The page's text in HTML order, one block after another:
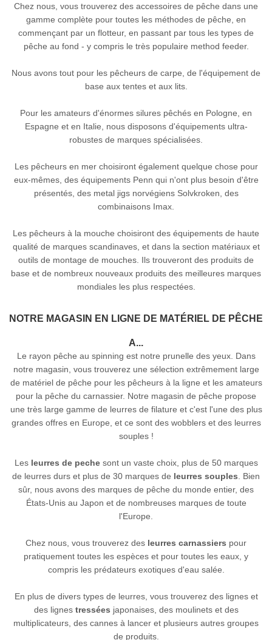
Chez nous, vous trouverez des accessoires de pêche dans une
gamme complète pour toutes les méthodes de pêche, en
commençant par un flotteur, en passant par tous les types de
pêche au fond - y compris le très populaire method feeder.
Nous avons tout pour les pêcheurs de carpe, de l'équipement de
base aux tentes et aux lits.
Pour les amateurs d'énormes silures pêchés en Pologne, en
Espagne et en Italie, nous disposons d'équipements ultra-
robustes de marques spécialisées.
Les pêcheurs en mer choisiront également quelque chose pour
eux-mêmes, des équipements Penn qui n'ont plus besoin d'être
présentés, des metal jigs norvégiens Solvkroken, des
combinaisons Imax.
Les pêcheurs à la mouche choisiront des équipements de haute
qualité de marques scandinaves, et dans la section matériaux et
outils de montage de mouches. Ils trouveront des produits de
base et de nombreux nouveaux produits des meilleures marques
mondiales les plus respectées.
NOTRE MAGASIN EN LIGNE DE MATÉRIEL DE PÊCHE
A...
Le rayon pêche au spinning est notre prunelle des yeux. Dans
notre magasin, vous trouverez une sélection extrêmement large
de matériel de pêche pour les pêcheurs à la ligne et les amateurs
pour la pêche du carnassier. Notre magasin de pêche propose
une très large gamme de leurres de filature et c'est l'une des plus
grandes offres en Europe, et ce sont des wobblers et des leurres
souples !
Les leurres de pechesont un vaste choix, plus de 50 marques
de leurres durs et plus de 30 marques de leurres souples . Bien
sûr, nous avons des marques de pêche du monde entier, des
États-Unis au Japon et de nombreuses marques de toute
l'Europe.
Chez nous, vous trouverez des leurres carnassiers pour
pratiquement toutes les espèces et pour toutes les eaux, y
compris les prédateurs exotiques d'eau salée.
En plus de divers types de leurres, vous trouverez des lignes et
des lignes tressées japonaises, des moulinets et des
multiplicateurs, des cannes à lancer et plusieurs autres groupes
de produits.